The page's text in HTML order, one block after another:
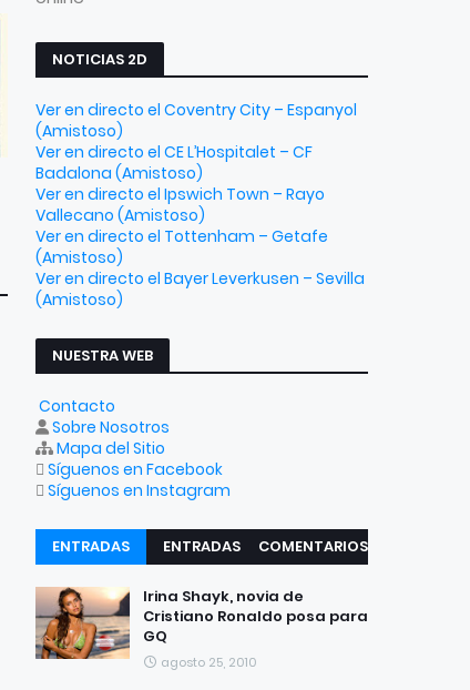
NOTICIAS 2D
Ver en directo el Coventry City – Espanyol
(Amistoso)
Ver en directo el CE L’Hospitalet – CF
Badalona (Amistoso)
Ver en directo el Ipswich Town – Rayo
Vallecano (Amistoso)
Ver en directo el Tottenham – Getafe
(Amistoso)
Ver en directo el Bayer Leverkusen – Sevilla
(Amistoso)
NUESTRA WEB
Contacto
Sobre Nosotros
Mapa del Sitio
Síguenos en Facebook
Síguenos en Instagram
ENTRADAS
RECIENTES
ENTRADAS
COMENTARIOS
Irina Shayk, novia de
Cristiano Ronaldo posa para
GQ
agosto 25, 2010